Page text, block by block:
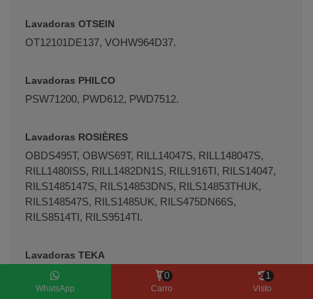
Lavadoras OTSEIN
OT12101DE137, VOHW964D37.
Lavadoras PHILCO
PSW71200, PWD612, PWD7512.
Lavadoras ROSIÈRES
OBDS495T, OBWS69T, RILL14047S, RILL148047S,
RILL1480ISS, RILL1482DN1S, RILL916TI, RILS14047,
RILS1485147S, RILS14853DNS, RILS14853THUK,
RILS148547S, RILS1485UK, RILS475DN66S,
RILS8514TI, RILS9514TI.
Lavadoras TEKA
LI41080EV, LI41280EV, LI41480EV, LSI41400E.
WhatsApp Carro
0
Visto
1